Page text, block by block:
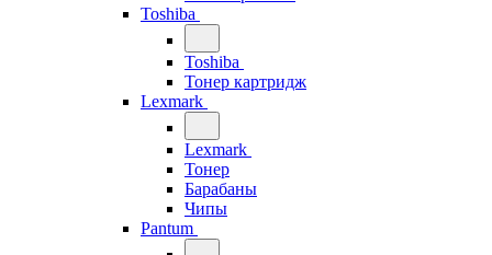
Toshiba
Toshiba
Тонер картридж
Lexmark
Lexmark
Тонер
Барабаны
Чипы
Pantum